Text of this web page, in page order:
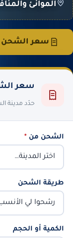
الموانئ
سعر الشحن
سعر
حدّد مدينة
الشحن من *
طريقة الشحن
الكمية أو الحجم